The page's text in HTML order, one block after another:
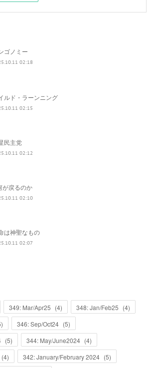
ゴノミー
02:18
ルド・ラーンニング
02:15
民主党
02:12
が戻るのか
02:10
は神聖なもの
02:07
349: Mar/Apr25 (4) 348: Jan/Feb25 (4)
) 346: Sep/Oct24 (5)
(5) 344: May/June2024 (4)
(4) 342: January/February 2024 (5)